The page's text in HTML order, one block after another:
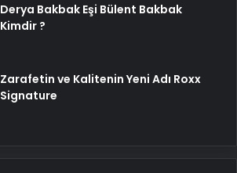
Derya Bakbak Eşi Bülent Bakbak
Kimdir ?
Zarafetin ve Kalitenin Yeni Adı Roxx
Signature